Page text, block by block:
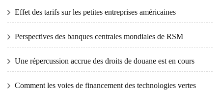
Effet des tarifs sur les petites entreprises américaines
Perspectives des banques centrales mondiales de RSM
Une répercussion accrue des droits de douane est en cours
Comment les voies de financement des technologies vertes